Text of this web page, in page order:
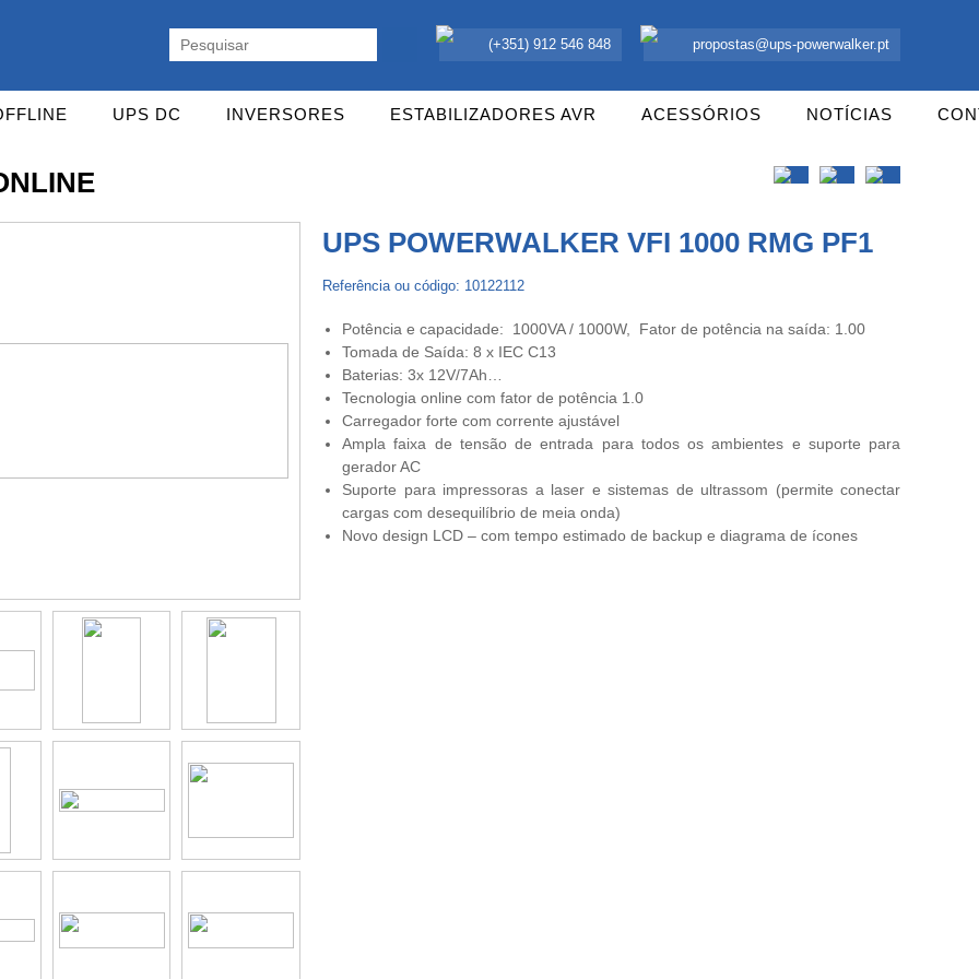
(+351) 912 546 848 propostas@ups-powerwalker.pt
UPS DC INVERSORES ESTABILIZADORES AVR ACESSÓRIOS NOTÍCIAS
UPS POWERWALKER VFI 1000 RMG PF1
Referência ou código: 10122112
Potência e capacidade: 1000VA / 1000W, Fator de potência na saída: 1.00
Tomada de Saída: 8 x IEC C13
Baterias: 3x 12V/7Ah…
Tecnologia online com fator de potência 1.0
Carregador forte com corrente ajustável
Ampla faixa de tensão de entrada para todos os ambientes e suporte para
gerador AC
Suporte para impressoras a laser e sistemas de ultrassom (permite conectar
cargas com desequilíbrio de meia onda)
Novo design LCD – com tempo estimado de backup e diagrama de ícones